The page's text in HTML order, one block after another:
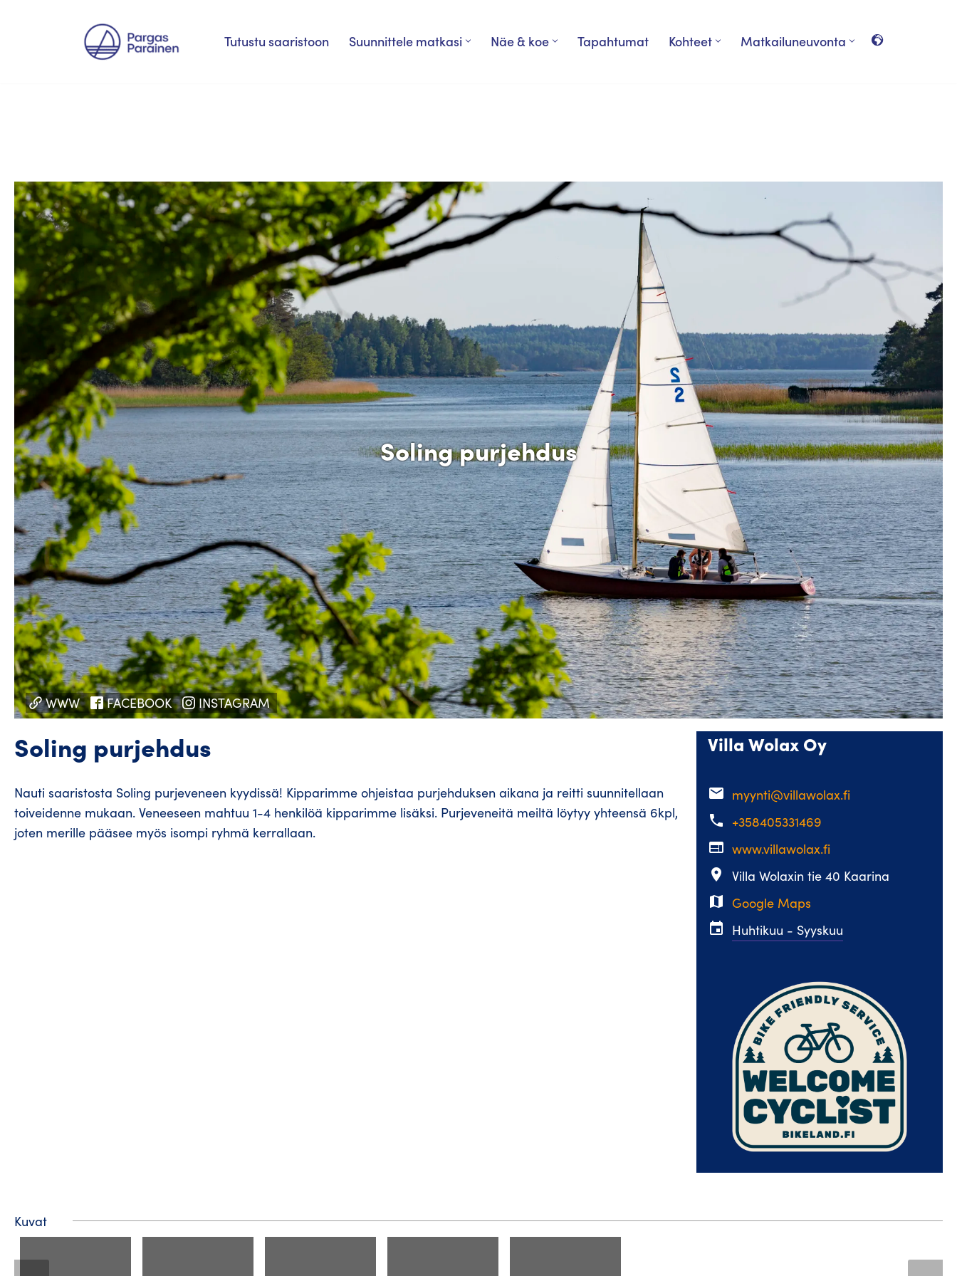
Tutustu saaristoon Suunnittele matkasi Näe & koe Tapahtumat Kohteet Matkailuneuvonta
Soling purjehdus
WWW FACEBOOK INSTAGRAM
Soling purjehdus
Nauti saaristosta Soling purjeveneen kyydissä! Kipparimme ohjeistaa purjehduksen aikana ja reitti suunnitellaan
toiveidenne mukaan. Veneeseen mahtuu 1-4 henkilöä kipparimme lisäksi. Purjeveneitä meiltä löytyy yhteensä 6kpl,
joten merille pääsee myös isompi ryhmä kerrallaan.
Villa Wolax Oy
email myynti@villawolax.fi
phone +358405331469
web www.villawolax.fi
place
Villa Wolaxin tie 40 Kaarina
map Google Maps
event Huhtikuu - Syyskuu